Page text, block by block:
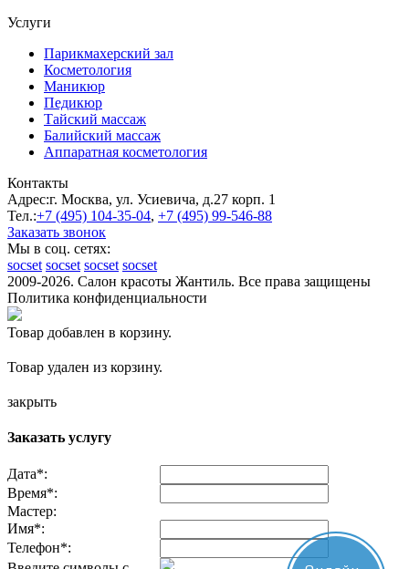
Услуги
Парикмахерский зал
Косметология
Маникюр
Педикюр
Тайский массаж
Балийский массаж
Аппаратная косметология
Контакты
Адрес:г. Москва, ул. Усиевича, д.27 корп. 1
Тел.:+7 (495) 104-35-04, +7 (495) 99-546-88
Заказать звонок
Мы в соц. сетях:
socset socset socset socset
2009-2026. Салон красоты Жантиль. Все права защищены
Политика конфиденциальности
Товар добавлен в корзину.
Товар удален из корзину.
закрыть
Заказать услугу
Дата*:
Время*:
Мастер:
Имя*:
Телефон*: